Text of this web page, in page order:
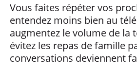
Vous faites répéter vos
entendez moins bien au
augmentez le volume de la
évitez les repas de famille
conversations deviennent